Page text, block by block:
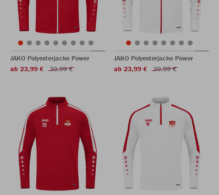
JAKO Polyesterjacke Power
ab 23,99 €
39,99 €
JAKO Polyesterjacke Power
ab 23,99 €
39,99 €